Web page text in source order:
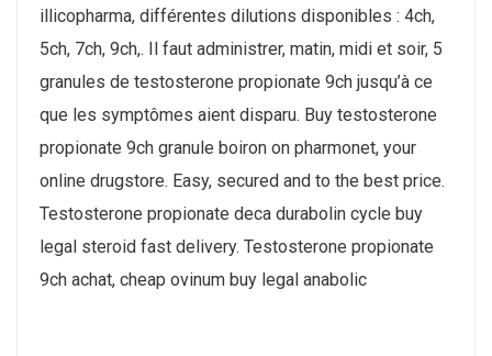
illicopharma, différentes dilutions disponibles : 4ch,
5ch, 7ch, 9ch,. Il faut administrer, matin, midi et soir, 5
granules de testosterone propionate 9ch jusqu’à ce
que les symptômes aient disparu. Buy testosterone
propionate 9ch granule boiron on pharmonet, your
online drugstore. Easy, secured and to the best price.
Testosterone propionate deca durabolin cycle buy
legal steroid fast delivery. Testosterone propionate
9ch achat, cheap ovinum buy legal anabolic